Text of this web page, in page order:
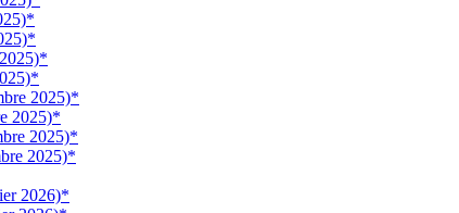
2025)*
2025)*
2025)*
2025)*
2026)*